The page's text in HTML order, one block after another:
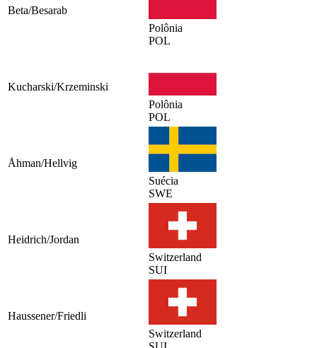
Beta/Besarab
Polônia
POL
Kucharski/Krzeminski
Polônia
POL
Åhman/Hellvig
Suécia
SWE
Heidrich/Jordan
Switzerland
SUI
Haussener/Friedli
Switzerland